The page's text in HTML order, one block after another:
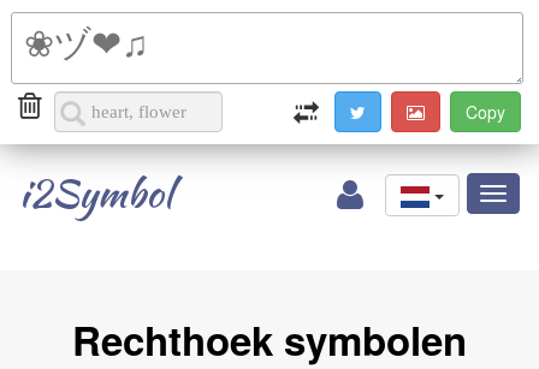
i2Symbol
Rechthoek symbolen